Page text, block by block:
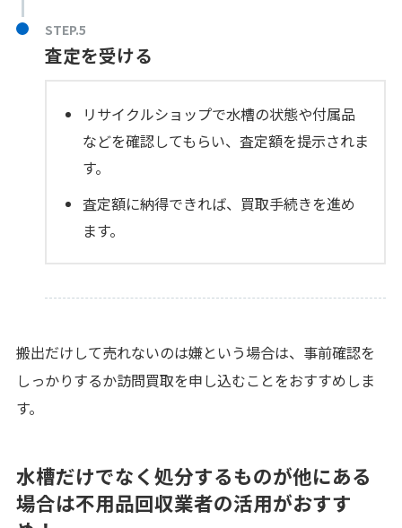
査定を受ける
リサイクルショップで水槽の状態や付属品
などを確認してもらい、査定額を提示されま
す。
査定額に納得できれば、買取手続きを進め
ます。
搬出だけして売れないのは嫌という場合は、事前確認を
しっかりするか訪問買取を申し込むことをおすすめしま
す。
水槽だけでなく処分するものが他にある
場合は不用品回収業者の活用がおすす